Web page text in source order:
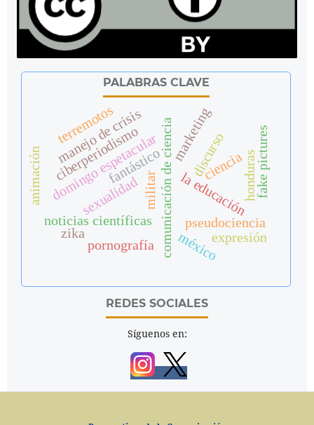
PALABRAS CLAVE
discurso
ciencia
comunicación de ciencia
fantástico
domingo espetacularmarketing
la educación
pseudociencia
sexualidad
noticias científicas
honduras
ciberperiodismo fake pictures
zika
manejo de crisis
terremotos
méxico
militar
animación
pornografía
expresión
REDES SOCIALES
Síguenos en: